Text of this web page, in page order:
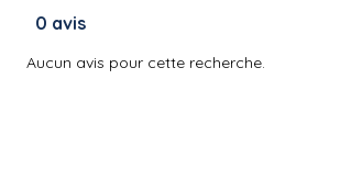
0 avis
Aucun avis pour cette recherche.